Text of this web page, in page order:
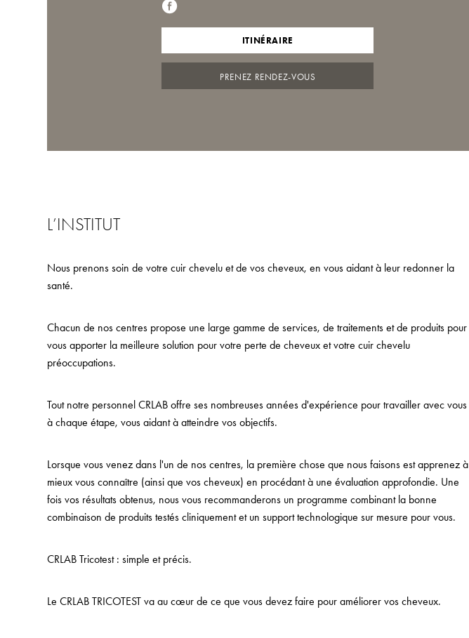
ITINÉRAIRE
PRENEZ RENDEZ-VOUS
L’INSTITUT
Nous prenons soin de votre cuir chevelu et de vos cheveux, en vous aidant à leur redonner la
santé.
Chacun de nos centres propose une large gamme de services, de traitements et de produits pour
vous apporter la meilleure solution pour votre perte de cheveux et votre cuir chevelu
préoccupations.
Tout notre personnel CRLAB offre ses nombreuses années d'expérience pour travailler avec vous
à chaque étape, vous aidant à atteindre vos objectifs.
Lorsque vous venez dans l'un de nos centres, la première chose que nous faisons est apprenez à
mieux vous connaître (ainsi que vos cheveux) en procédant à une évaluation approfondie. Une
fois vos résultats obtenus, nous vous recommanderons un programme combinant la bonne
combinaison de produits testés cliniquement et un support technologique sur mesure pour vous.
CRLAB Tricotest : simple et précis.
Le CRLAB TRICOTEST va au cœur de ce que vous devez faire pour améliorer vos cheveux.